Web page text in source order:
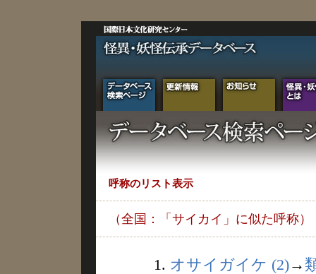
呼称のリスト表示
（全国：「サイカイ」に似た呼称）
1. オサイガイケ (2)→